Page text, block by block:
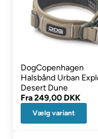
DogCopenhagen
Halsbånd Urban
Desert Dune
Fra249,00 DKK
Vælg variant